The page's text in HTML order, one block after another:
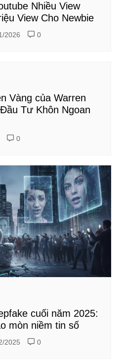
Nhiều View
View Cho Newbie
2026 0
Vàng của Warren
Tư Khôn Ngoan
0
cuối năm 2025:
mòn niềm tin số
2025 0